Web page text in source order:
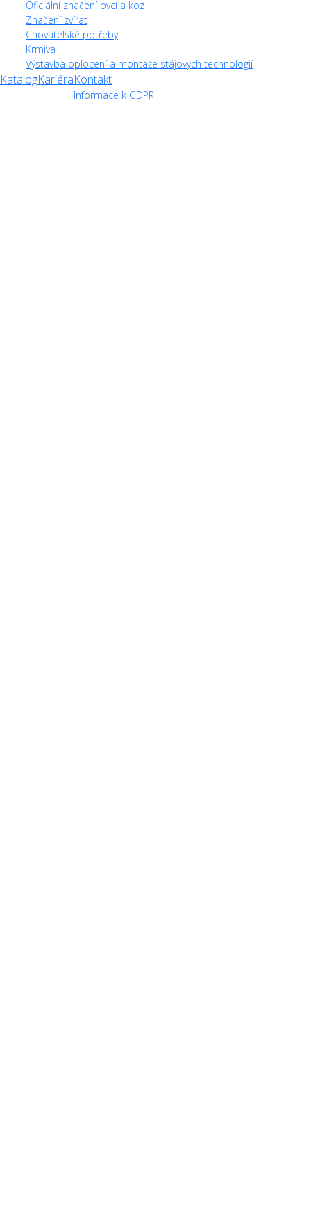
Oficiální značení ovcí a koz
Značení zvířat
Chovatelské potřeby
Krmiva
Výstavba oplocení a montáže stájových technologií
KatalogKariéraKontakt
Informace k GDPR